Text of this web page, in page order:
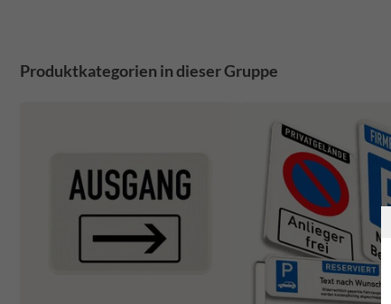
Produktkategorien in dieser Gruppe